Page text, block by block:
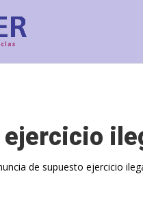
de supuesto ejercicio